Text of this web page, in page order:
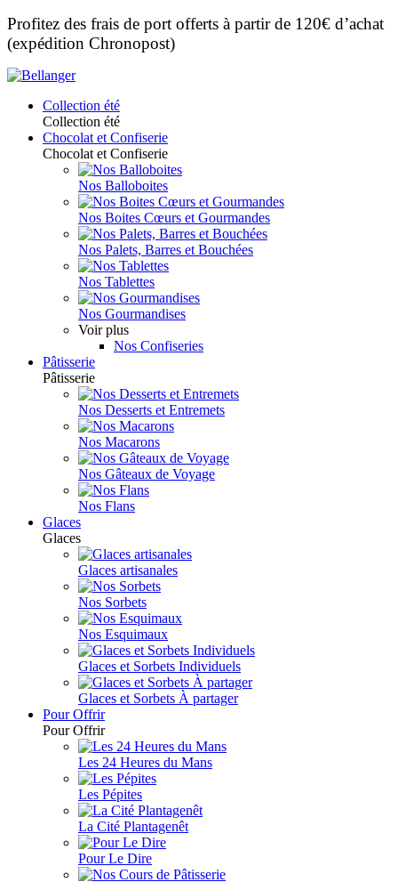
Profitez des frais de port offerts à partir de 120€ d’achat
(expédition Chronopost)
Collection été
Collection été
Chocolat et Confiserie
Chocolat et Confiserie
Nos Balloboites
Nos Boites Cœurs et Gourmandes
Nos Palets, Barres et Bouchées
Nos Tablettes
Nos Gourmandises
Voir plus
Nos Confiseries
Pâtisserie
Pâtisserie
Nos Desserts et Entremets
Nos Macarons
Nos Gâteaux de Voyage
Nos Flans
Glaces
Glaces
Glaces artisanales
Nos Sorbets
Nos Esquimaux
Glaces et Sorbets Individuels
Glaces et Sorbets À partager
Pour Offrir
Pour Offrir
Les 24 Heures du Mans
Les Pépites
La Cité Plantagenêt
Pour Le Dire